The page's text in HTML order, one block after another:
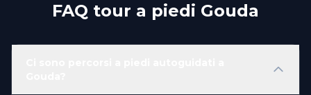
FAQ tour a piedi Gouda